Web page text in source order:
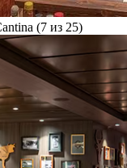
(7 из 25)